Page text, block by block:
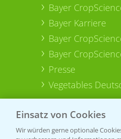
Bayer
Bayer Karriere
Bayer
Bayer
Presse
Vegetables
Einsatz von Cookies
Wir würden gerne optionale